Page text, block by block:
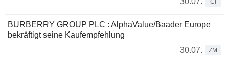
CI
BURBERRY GROUP PLC : AlphaValue/Baader Europe
bekräftigt seine Kaufempfehlung
30.07.
ZM